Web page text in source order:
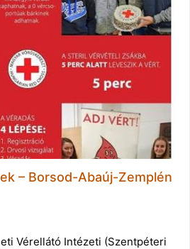
– Borsod-Abaúj-Zemplén
Vérellátó Intézeti (Szentpéteri